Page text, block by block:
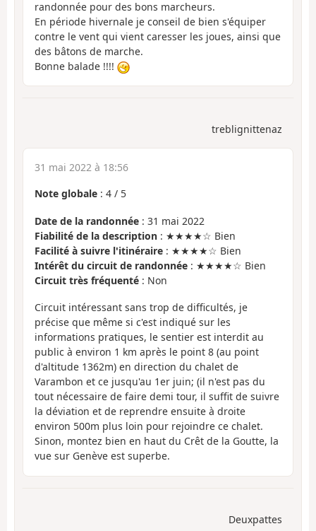
randonnée pour des bons marcheurs.
En période hivernale je conseil de bien s'équiper
contre le vent qui vient caresser les joues, ainsi que
des bâtons de marche.
Bonne balade !!!!
treblignittenaz
31 mai 2022 à 18:56
Note globale : 4 / 5
Date de la randonnée : 31 mai 2022
Fiabilité de la description : ★★★★☆ Bien
Facilité à suivre l'itinéraire : ★★★★☆ Bien
Intérêt du circuit de randonnée : ★★★★☆ Bien
Circuit très fréquenté : Non
Circuit intéressant sans trop de difficultés, je
précise que même si c'est indiqué sur les
informations pratiques, le sentier est interdit au
public à environ 1 km après le point 8 (au point
d'altitude 1362m) en direction du chalet de
Varambon et ce jusqu'au 1er juin; (il n'est pas du
tout nécessaire de faire demi tour, il suffit de suivre
la déviation et de reprendre ensuite à droite
environ 500m plus loin pour rejoindre ce chalet.
Sinon, montez bien en haut du Crêt de la Goutte, la
vue sur Genève est superbe.
Deuxpattes